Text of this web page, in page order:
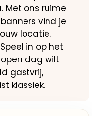
Met ons ruime
vind je
locatie.
Speel in op het
dag wilt
gastvrij,
klassiek.